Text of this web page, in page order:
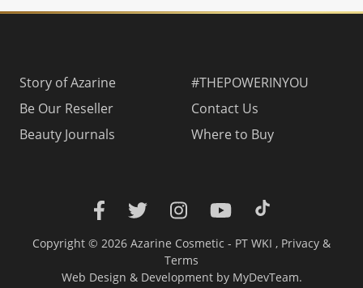
Story of Azarine
Be Our Reseller
Beauty Journals
#THEPOWERINYOU
Contact Us
Where to Buy
Copyright © 2026 Azarine Cosmetic - PT WKI , Privacy &
Terms
Web Design & Developmentby MyDevTeam.